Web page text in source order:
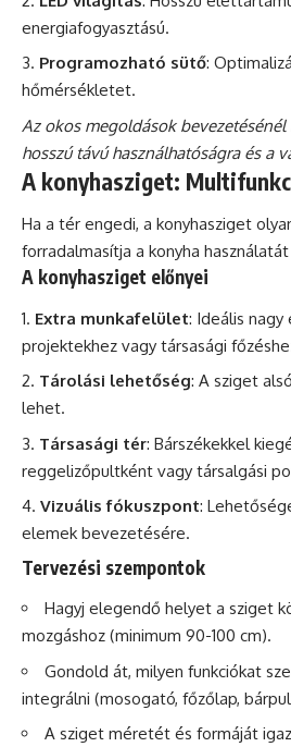
energiafogyasztású.
Programozható sütő:
hőmérsékletet.
Az okos megoldások
hosszú távú használhatóságra és a
A konyhasziget:
Ha a tér engedi, a konyhasziget
forradalmasítja a konyha
A konyhasziget előnyei
Extra munkafelület: Ideális
projektekhez vagy társasági
Tárolási lehetőség: A sziget
lehet.
Társasági tér: Bárszékekkel
reggelizőpultként vagy társalgási
Vizuális fókuszpont:
elemek bevezetésére.
Tervezési szempontok
Hagyj elegendő helyet a sziget
mozgáshoz (minimum 90-100 cm).
Gondold át, milyen funkciókat
integrálni (mosogató, főzőlap,
A sziget méretét és formáját